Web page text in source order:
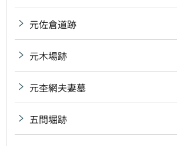
元佐倉道跡
元木場跡
元杢網夫妻墓
五間堀跡